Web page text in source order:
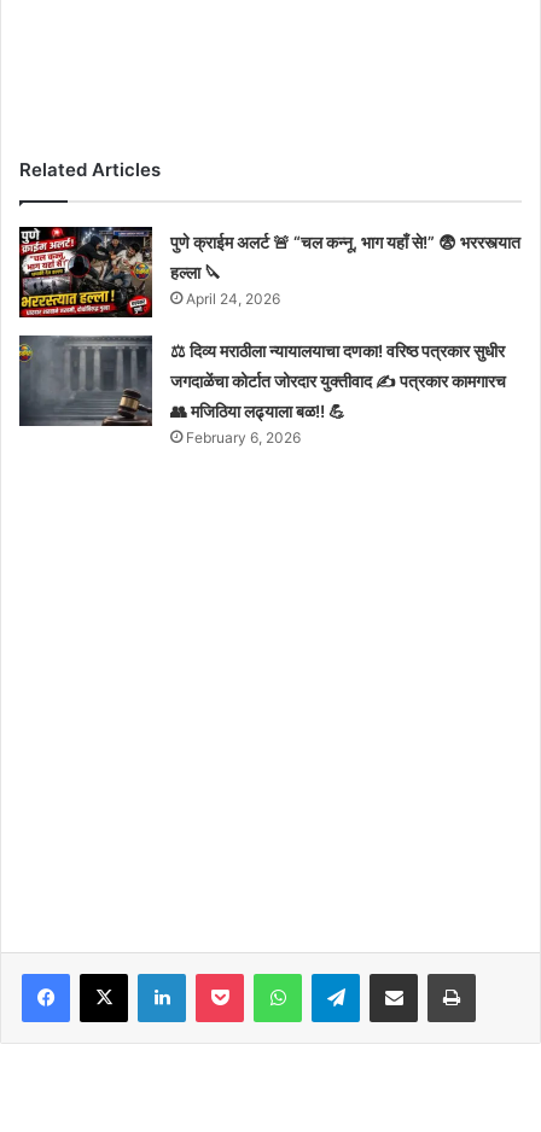
Related Articles
पुणे क्राईम अलर्ट 🚨 “चल कन्नू, भाग यहाँ से!” 😨 भररस्त्यात
हल्ला 🔪
April 24, 2026
⚖️ दिव्य मराठीला न्यायालयाचा दणका! वरिष्ठ पत्रकार सुधीर
जगदाळेंचा कोर्टात जोरदार युक्तीवाद ✍️ पत्रकार कामगारच
👥 मजिठिया लढ्याला बळ!! 💪
February 6, 2026
Facebook
X LinkedInPocket WhatsAppTelegramShare via Email Print